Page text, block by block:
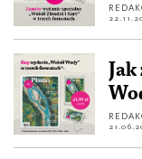
Jak